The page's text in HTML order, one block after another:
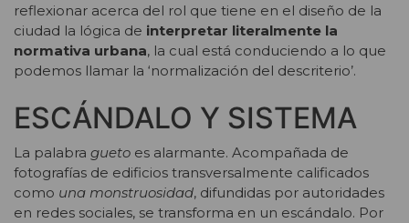
reflexionar acerca del rol que tiene en el diseño de la
ciudad la lógica de interpretar literalmente la
normativa urbana, la cual está conduciendo a lo que
podemos llamar la ‘normalización del descriterio’.
ESCÁNDALO Y SISTEMA
La palabra gueto es alarmante. Acompañada de
fotografías de edificios transversalmente calificados
como una monstruosidad, difundidas por autoridades
en redes sociales, se transforma en un escándalo. Por